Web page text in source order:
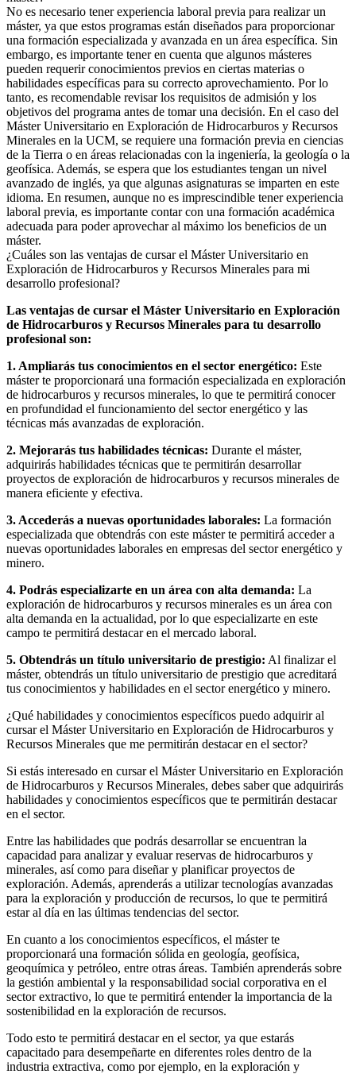
No es necesario tener experiencia laboral previa para realizar un
máster, ya que estos programas están diseñados para proporcionar
una formación especializada y avanzada en un área específica. Sin
embargo, es importante tener en cuenta que algunos másteres
pueden requerir conocimientos previos en ciertas materias o
habilidades específicas para su correcto aprovechamiento. Por lo
tanto, es recomendable revisar los requisitos de admisión y los
objetivos del programa antes de tomar una decisión. En el caso del
Máster Universitario en Exploración de Hidrocarburos y Recursos
Minerales en la UCM, se requiere una formación previa en ciencias
de la Tierra o en áreas relacionadas con la ingeniería, la geología o la
geofísica. Además, se espera que los estudiantes tengan un nivel
avanzado de inglés, ya que algunas asignaturas se imparten en este
idioma. En resumen, aunque no es imprescindible tener experiencia
laboral previa, es importante contar con una formación académica
adecuada para poder aprovechar al máximo los beneficios de un
máster.
¿Cuáles son las ventajas de cursar el Máster Universitario en
Exploración de Hidrocarburos y Recursos Minerales para mi
desarrollo profesional?
Las ventajas de cursar el Máster Universitario en Exploración
de Hidrocarburos y Recursos Minerales para tu desarrollo
profesional son:
1. Ampliarás tus conocimientos en el sector energético: Este
máster te proporcionará una formación especializada en exploración
de hidrocarburos y recursos minerales, lo que te permitirá conocer
en profundidad el funcionamiento del sector energético y las
técnicas más avanzadas de exploración.
2. Mejorarás tus habilidades técnicas: Durante el máster,
adquirirás habilidades técnicas que te permitirán desarrollar
proyectos de exploración de hidrocarburos y recursos minerales de
manera eficiente y efectiva.
3. Accederás a nuevas oportunidades laborales: La formación
especializada que obtendrás con este máster te permitirá acceder a
nuevas oportunidades laborales en empresas del sector energético y
minero.
4. Podrás especializarte en un área con alta demanda: La
exploración de hidrocarburos y recursos minerales es un área con
alta demanda en la actualidad, por lo que especializarte en este
campo te permitirá destacar en el mercado laboral.
5. Obtendrás un título universitario de prestigio: Al finalizar el
máster, obtendrás un título universitario de prestigio que acreditará
tus conocimientos y habilidades en el sector energético y minero.
¿Qué habilidades y conocimientos específicos puedo adquirir al
cursar el Máster Universitario en Exploración de Hidrocarburos y
Recursos Minerales que me permitirán destacar en el sector?
Si estás interesado en cursar el Máster Universitario en Exploración
de Hidrocarburos y Recursos Minerales, debes saber que adquirirás
habilidades y conocimientos específicos que te permitirán destacar
en el sector.
Entre las habilidades que podrás desarrollar se encuentran la
capacidad para analizar y evaluar reservas de hidrocarburos y
minerales, así como para diseñar y planificar proyectos de
exploración. Además, aprenderás a utilizar tecnologías avanzadas
para la exploración y producción de recursos, lo que te permitirá
estar al día en las últimas tendencias del sector.
En cuanto a los conocimientos específicos, el máster te
proporcionará una formación sólida en geología, geofísica,
geoquímica y petróleo, entre otras áreas. También aprenderás sobre
la gestión ambiental y la responsabilidad social corporativa en el
sector extractivo, lo que te permitirá entender la importancia de la
sostenibilidad en la exploración de recursos.
Todo esto te permitirá destacar en el sector, ya que estarás
capacitado para desempeñarte en diferentes roles dentro de la
industria extractiva, como por ejemplo, en la exploración y